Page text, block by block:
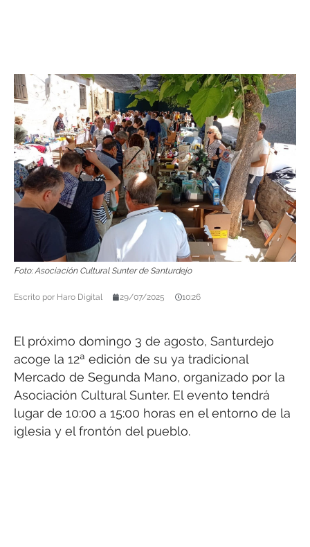
Foto: Asociación Cultural Sunter de Santurdejo
Escrito por Haro Digital 29/07/2025 10:26
El próximo domingo 3 de agosto, Santurdejo
acoge la 12ª edición de su ya tradicional
Mercado de Segunda Mano, organizado por la
Asociación Cultural Sunter. El evento tendrá
lugar de 10:00 a 15:00 horas en el entorno de la
iglesia y el frontón del pueblo.